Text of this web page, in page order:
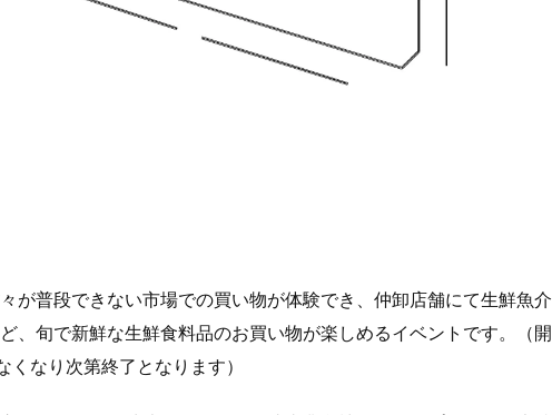
が普段できない市場での買い物が体験でき、仲卸店舗にて生鮮魚介
、旬で新鮮な生鮮食料品のお買い物が楽しめるイベントです。（開
なり次第終了となります）